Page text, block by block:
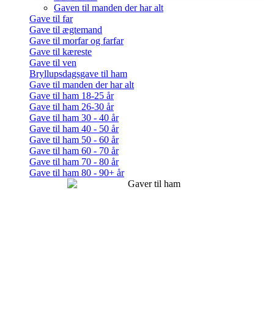
Gaven til manden der har alt
Gave til far
Gave til ægtemand
Gave til morfar og farfar
Gave til kæreste
Gave til ven
Bryllupsdagsgave til ham
Gave til manden der har alt
Gave til ham 18-25 år
Gave til ham 26-30 år
Gave til ham 30 - 40 år
Gave til ham 40 - 50 år
Gave til ham 50 - 60 år
Gave til ham 60 - 70 år
Gave til ham 70 - 80 år
Gave til ham 80 - 90+ år